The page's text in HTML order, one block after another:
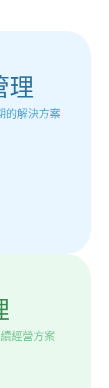
理
的解決方案
經營方案